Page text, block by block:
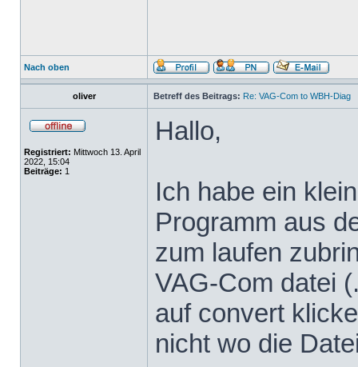
Nach oben
oliver Betreff des Beitrags: Re: VAG-Com to WBH-Diag
Registriert: Mittwoch 13. April
2022, 15:04
Beiträge: 1
Hallo,
Ich habe ein
Programm aus
zum laufen
VAG-Com datei
auf convert
nicht wo die